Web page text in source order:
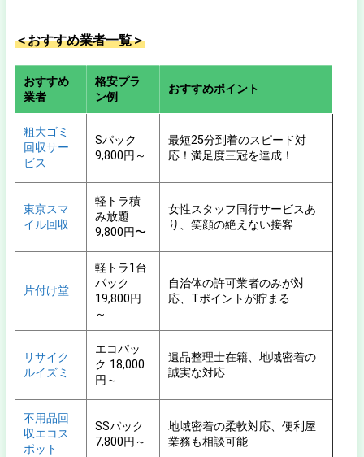
＜おすすめ業者一覧＞
おすすめ
業者
格安プラ
ン例
おすすめポイント
粗大ゴミ
回収サー
ビス
Sパック
9,800円～
最短25分到着のスピード対
応！満足度三冠を達成！
東京スマ
イル回収
軽トラ積
み放題
9,800円〜
女性スタッフ同行サービスあ
り、笑顔の絶えない接客
片付け堂
軽トラ1台
パック
19,800円
～
自治体の許可業者のみが対
応、Tポイントが貯まる
リサイク
ルイズミ
エコパッ
ク 18,000
円～
遺品整理士在籍、地域密着の
誠実な対応
不用品回
収エコス
ポット
SSパック
7,800円～
地域密着の柔軟対応、便利屋
業務も相談可能